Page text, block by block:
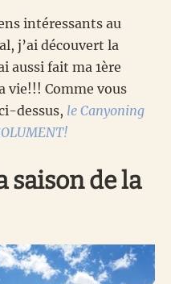
intéressants au
j’ai découvert la
aussi fait ma 1ère
vie!!! Comme vous
dessus, le Canyoning
saison de la